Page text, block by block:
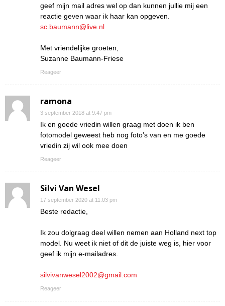
geef mijn mail adres wel op dan kunnen jullie mij een
reactie geven waar ik haar kan opgeven.
sc.baumann@live.nl
Met vriendelijke groeten,
Suzanne Baumann-Friese
Reageer
ramona
3 september 2018 at 9:47 pm
Ik en goede vriedin willen graag met doen ik ben
fotomodel geweest heb nog foto’s van en me goede
vriedin zij wil ook mee doen
Reageer
Silvi Van Wesel
17 september 2020 at 11:03 pm
Beste redactie,
Ik zou dolgraag deel willen nemen aan Holland next top
model. Nu weet ik niet of dit de juiste weg is, hier voor
geef ik mijn e-mailadres.
silvivanwesel2002@gmail.com
Reageer